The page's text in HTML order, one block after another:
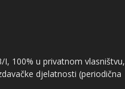
100% u privatnom vlasništvu,
djelatnosti (periodična